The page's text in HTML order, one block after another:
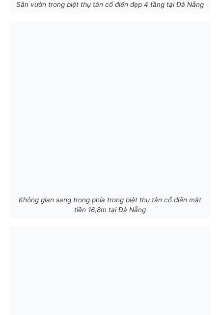
Sân vườn trong biệt thự tân cổ điển đẹp 4 tầng tại Đà Nẵng
Không gian sang trọng phía trong biệt thự tân cổ điển mặt
tiền 16,8m tại Đà Nẵng